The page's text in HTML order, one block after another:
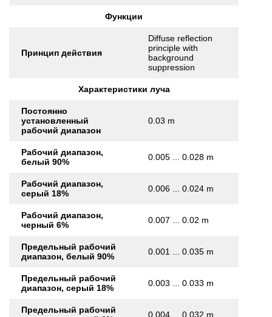
Функции
Принцип действия
Diffuse reflection
principle with
background
suppression
Характеристики луча
Постоянно
установленный
рабочий диапазон
0.03 m
Рабочий диапазон,
белый 90%
0.005 ... 0.028 m
Рабочий диапазон,
серый 18%
0.006 ... 0.024 m
Рабочий диапазон,
черный 6%
0.007 ... 0.02 m
Предельный рабочий
диапазон, белый 90%
0.001 ... 0.035 m
Предельный рабочий
диапазон, серый 18%
0.003 ... 0.033 m
Предельный рабочий
0.004 ... 0.032 m